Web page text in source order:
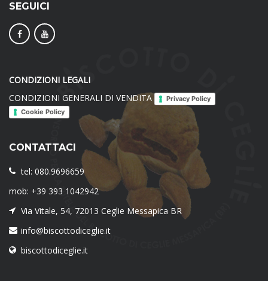
SEGUICI
CONDIZIONI LEGALI
CONDIZIONI GENERALI DI VENDITA
Privacy Policy
Cookie Policy
CONTATTACI
tel: 080.9696659
mob: +39 393 1042942
Via Vitale, 54, 72013 Ceglie Messapica BR
info@biscottodiceglie.it
biscottodiceglie.it